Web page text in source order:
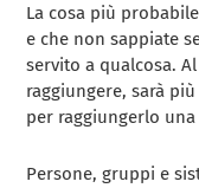
La cosa più
e che non sappiate
servito a qualcosa.
raggiungere, sarà
per raggiungerlo
Persone, gruppi e